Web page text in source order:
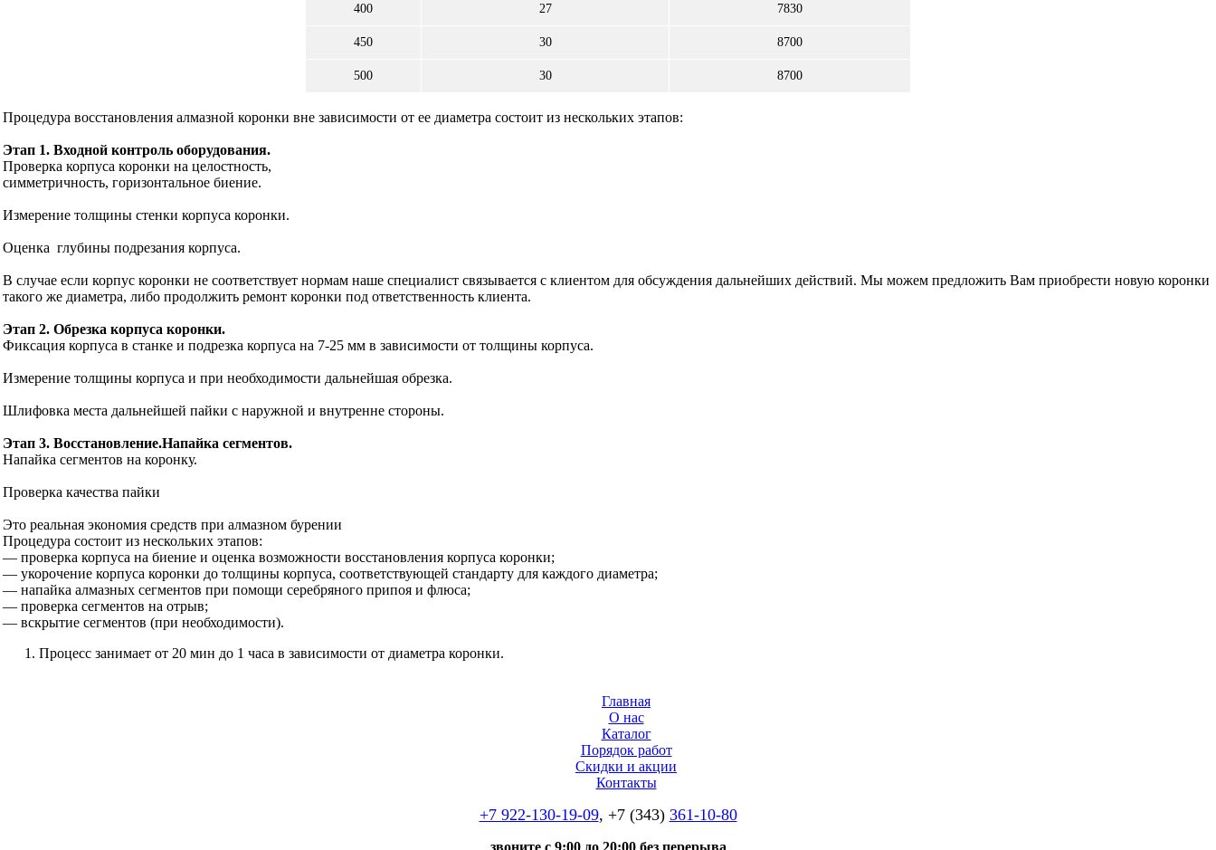
400 27 7830
450 30 8700
500 30 8700
Процедура восстановления алмазной коронки вне зависимости от ее диаметра состоит из нескольких этапов:
Этап 1. Входной контроль оборудования.
Проверка корпуса коронки на целостность,
симметричность, горизонтальное биение.
Измерение толщины стенки корпуса коронки.
Оценка глубины подрезания корпуса.
В случае если корпус коронки не соответствует нормам наше специалист связывается с клиентом для обсуждения дальнейших действий. Мы можем предложить Вам приобрести новую коронки
такого же диаметра, либо продолжить ремонт коронки под ответственность клиента.
Этап 2. Обрезка корпуса коронки.
Фиксация корпуса в станке и подрезка корпуса на 7-25 мм в зависимости от толщины корпуса.
Измерение толщины корпуса и при необходимости дальнейшая обрезка.
Шлифовка места дальнейшей пайки с наружной и внутренне стороны.
Этап 3. Восстановление.Напайка сегментов.
Напайка сегментов на коронку.
Проверка качества пайки
Это реальная экономия средств при алмазном бурении
Процедура состоит из нескольких этапов:
— проверка корпуса на биение и оценка возможности восстановления корпуса коронки;
— укорочение корпуса коронки до толщины корпуса, соответствующей стандарту для каждого диаметра;
— напайка алмазных сегментов при помощи серебряного припоя и флюса;
— проверка сегментов на отрыв;
— вскрытие сегментов (при необходимости).
Процесс занимает от 20 мин до 1 часа в зависимости от диаметра коронки.
Главная
О нас
Каталог
Порядок работ
Скидки и акции
Контакты
+7 922-130-19-09, +7 (343) 361-10-80
звоните с 9:00 до 20:00 без перерыва